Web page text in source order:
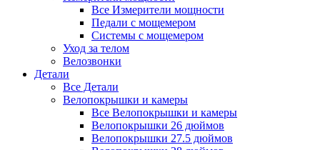
Все Измерители мощности
Педали с мощемером
Системы с мощемером
Уход за телом
Велозвонки
Детали
Все Детали
Велопокрышки и камеры
Все Велопокрышки и камеры
Велопокрышки 26 дюймов
Велопокрышки 27.5 дюймов